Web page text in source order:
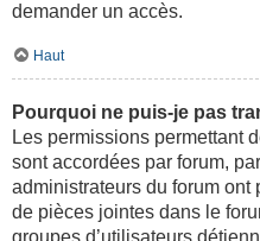
demander un accès.
Haut
Pourquoi ne puis-je pas
Les permissions permettant
sont accordées par forum,
administrateurs du forum ont
de pièces jointes dans le
groupes d’utilisateurs